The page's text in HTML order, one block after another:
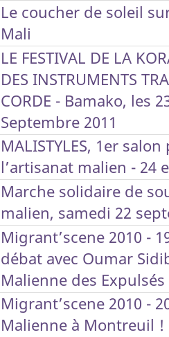
Le coucher de soleil
Mali
LE FESTIVAL DE LA
DES INSTRUMENTS
CORDE - Bamako, les
Septembre 2011
MALISTYLES, 1er
l’artisanat malien - 24
Marche solidaire de
malien, samedi 22
Migrant’scene 2010 -
débat avec Oumar
Malienne des
Migrant’scene 2010 -
Malienne à Montreuil !